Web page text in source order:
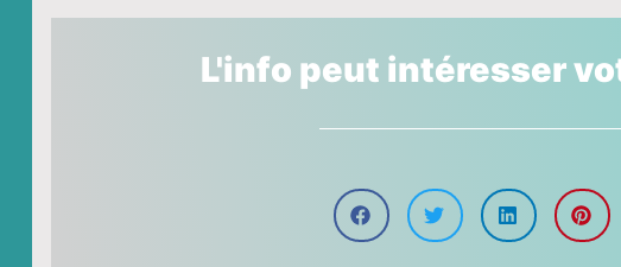
L'info peut intéresser